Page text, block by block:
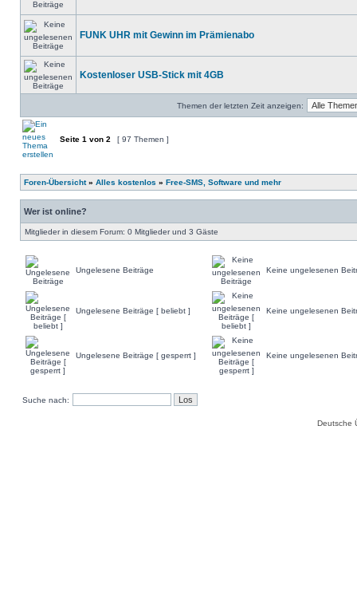
FUNK UHR mit Gewinn im Prämienabo
Kostenloser USB-Stick mit 4GB
Themen der letzten Zeit anzeigen:
Seite 1 von 2 [ 97 Themen ]
Foren-Übersicht» Alles kostenlos » Free-SMS, Software und mehr
Wer ist online?
Mitglieder in diesem Forum: 0 Mitglieder und 3 Gäste
Ungelesene Beiträge Keine ungelesenen
Ungelesene Beiträge [ beliebt ] Keine ungelesenen
Ungelesene Beiträge [ gesperrt ] Keine ungelesenen
Suche nach:
Deutsche